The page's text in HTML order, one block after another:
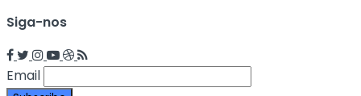
Siga-nos
Email